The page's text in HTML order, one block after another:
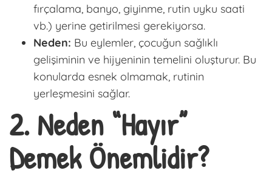
fırçalama, banyo, giyinme, rutin uyku saati
vb.) yerine getirilmesi gerekiyorsa.
Neden: Bu eylemler, çocuğun sağlıklı
gelişiminin ve hijyeninin temelini oluşturur. Bu
konularda esnek olmamak, rutinin
yerleşmesini sağlar.
2. Neden “Hayır”
Demek Önemlidir?